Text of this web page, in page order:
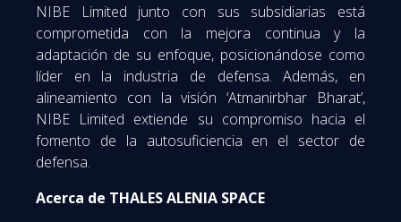
NIBE Limited junto con sus subsidiarias está
comprometida con la mejora continua y la
adaptación de su enfoque, posicionándose como
líder en la industria de defensa. Además, en
alineamiento con la visión ‘Atmanirbhar Bharat’,
NIBE Limited extiende su compromiso hacia el
fomento de la autosuficiencia en el sector de
defensa.
Acerca de THALES ALENIA SPACE